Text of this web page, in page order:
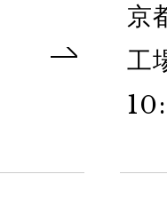
京
工